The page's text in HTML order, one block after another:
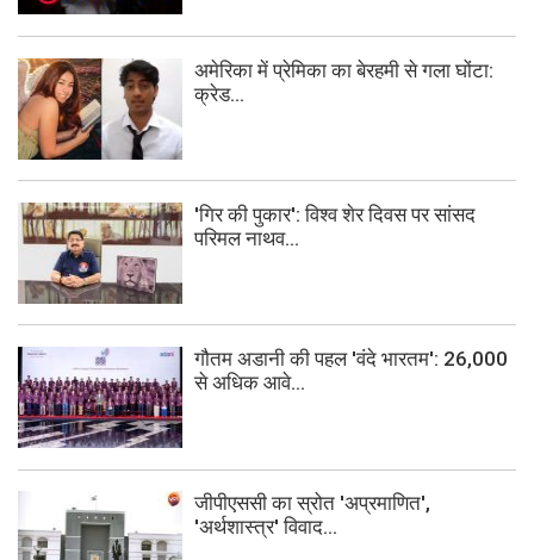
अमेरिका में प्रेमिका का बेरहमी से गला घोंटा:
क्रेड...
'गिर की पुकार': विश्व शेर दिवस पर सांसद
परिमल नाथव...
गौतम अडानी की पहल 'वंदे भारतम': 26,000
से अधिक आवे...
जीपीएससी का स्रोत 'अप्रमाणित',
'अर्थशास्त्र' विवाद...